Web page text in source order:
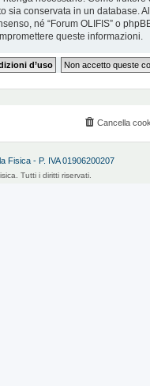
sia conservata in un database.
né “Forum OLIFIS” o
queste informazioni.
Cancella
Fisica - P. IVA 01906200207
Tutti i diritti riservati.